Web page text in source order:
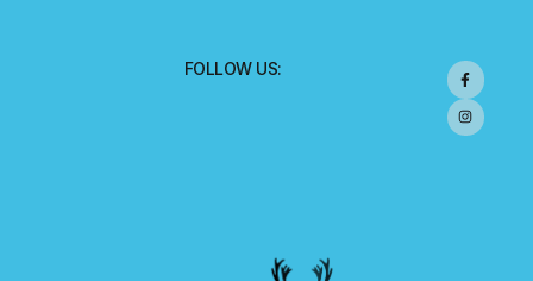
FOLLOW US: